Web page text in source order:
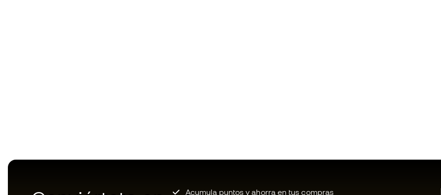
Acumula puntos y ahorra en tus compras